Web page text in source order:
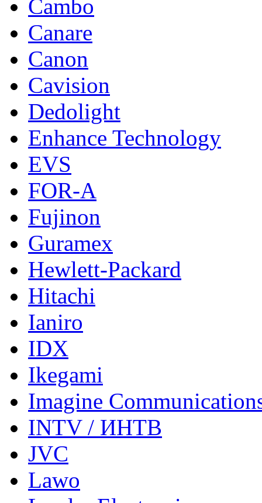
Cambo
Canare
Canon
Cavision
Dedolight
Enhance Technology
EVS
FOR-A
Fujinon
Guramex
Hewlett-Packard
Hitachi
Ianiro
IDX
Ikegami
Imagine
INTV / ИНТВ
JVC
Lawo